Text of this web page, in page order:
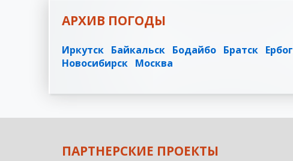
АРХИВ ПОГОДЫ
Иркутск Байкальск Бодайбо Братск
Новосибирск Москва
ПАРТНЕРСКИЕ ПРОЕКТЫ